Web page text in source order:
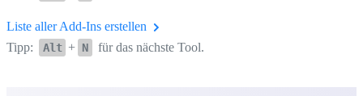
Liste aller Add-Ins erstellen
Tipp:
Alt + N für das nächste Tool.